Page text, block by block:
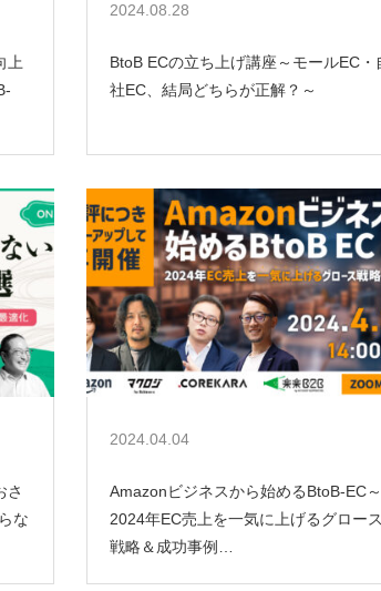
上
2024.08.28
BtoB ECの立ち上げ講座～モールEC・
社EC、結局どちらが正解？～
さ
な
2024.04.04
Amazonビジネスから始めるBtoB-EC～
2024年EC売上を一気に上げるグロース
戦略＆成功事例…